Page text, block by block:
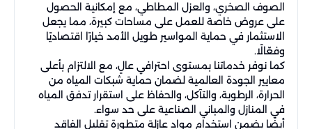
الصوف الصخري، والعزل المطاطي، مع إمكانية الحصول
على عروض خاصة للعمل على مساحات كبيرة، مما يجعل
الاستثمار في حماية المواسير طويل الأمد خيارًا اقتصاديًا
وفعّالًا.
كما نوفر خدماتنا بمستوى احترافي عالٍ، مع الالتزام بأعلى
معايير الجودة العالمية لضمان حماية شبكات المياه من
الحرارة، الرطوبة، والتآكل، والحفاظ على استقرار تدفق المياه
في المنازل والمباني الصناعية على حد سواء.
أيضًا يضمن استخدام مواد عازلة متطورة تقليل الفاقد